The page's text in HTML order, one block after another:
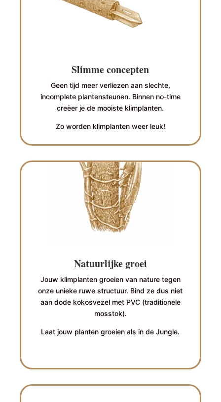
Slimme concepten
Geen tijd meer verliezen aan slechte,
incomplete plantensteunen. Binnen no-time
creëer je de mooiste klimplanten.
Zo worden klimplanten weer leuk!
Natuurlijke groei
Jouw klimplanten groeien van nature tegen
onze unieke ruwe structuur. Bind ze dus niet
aan dode kokosvezel met PVC (traditionele
mosstok).
Laat jouw planten groeien als in de Jungle.